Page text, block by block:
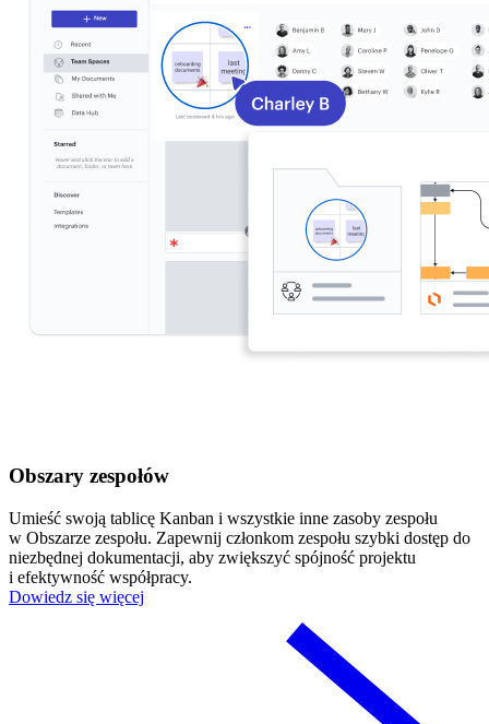
Obszary zespołów
Umieść swoją tablicę Kanban i wszystkie inne zasoby zespołu
w Obszarze zespołu. Zapewnij członkom zespołu szybki dostęp do
niezbędnej dokumentacji, aby zwiększyć spójność projektu
i efektywność współpracy.
Dowiedz się więcej